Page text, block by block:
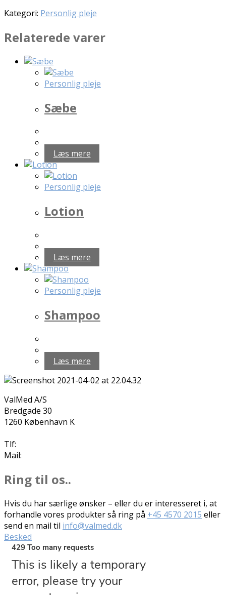
Kategori: Personlig pleje
Relaterede varer
Personlig pleje
Sæbe
Læs mere
Personlig pleje
Lotion
Læs mere
Personlig pleje
Shampoo
Læs mere
ValMed A/S
Bredgade 30
1260 København K
Tlf:
Mail:
Ring til os..
Hvis du har særlige ønsker – eller du er interesseret i, at
forhandle vores produkter så ring på +45 4570 2015 eller
send en mail til info@valmed.dk
Besked